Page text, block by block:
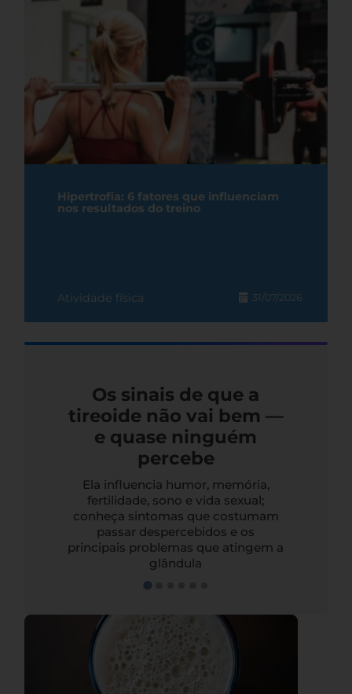
Hipertrofia: 6 fatores que influenciam
nos resultados do treino
Atividade física 31/07/2026
Os sinais de que a
tireoide não vai bem —
e quase ninguém
percebe
Ela influencia humor, memória,
fertilidade, sono e vida sexual;
conheça sintomas que costumam
passar despercebidos e os
principais problemas que atingem a
glândula